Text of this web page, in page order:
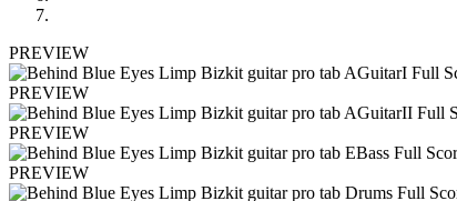
PREVIEW
PREVIEW
PREVIEW
PREVIEW